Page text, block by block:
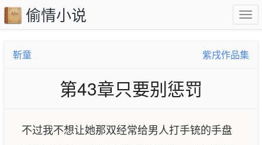
偷情小说
靳童 紫戌作品集
第43章只要别惩罚
不过我不想让她那双经常给男人打手铳的手盘